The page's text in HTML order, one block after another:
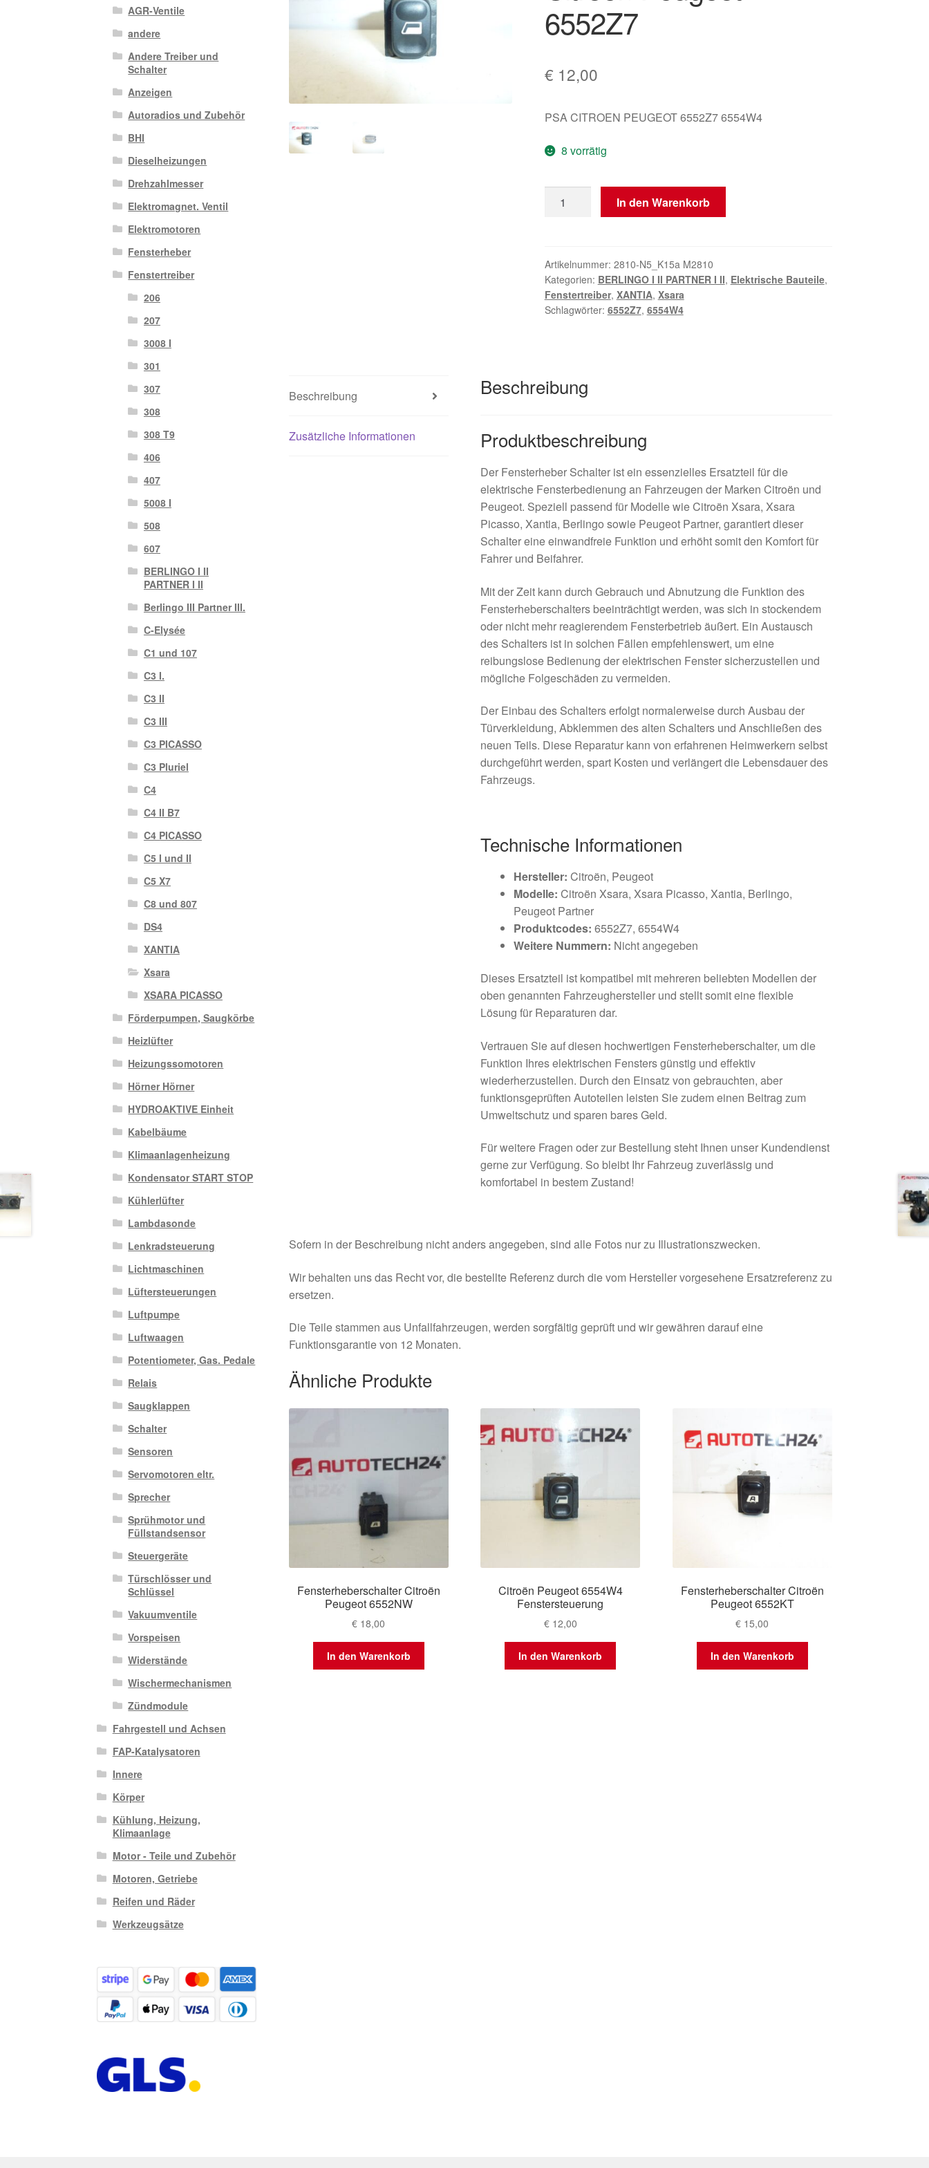
6552Z7
€ 12,00
PSA CITROEN PEUGEOT 6552Z7 6554W4
8 vorrätig
Schalter
6552Z7
Menge
In den Warenkorb
Artikelnummer: 2810-N5_K15a M2810
Kategorien: BERLINGO I II PARTNER I II, Elektrische Bauteile,
Fenstertreiber, XANTIA, Xsara
Schlagwörter: 6552Z7, 6554W4
Beschreibung
Zusätzliche Informationen
Beschreibung
Produktbeschreibung
Der Fensterheber Schalter ist ein essenzielles Ersatzteil für die
elektrische Fensterbedienung an Fahrzeugen der Marken Citroën und
Peugeot. Speziell passend für Modelle wie Citroën Xsara, Xsara
Picasso, Xantia, Berlingo sowie Peugeot Partner, garantiert dieser
Schalter eine einwandfreie Funktion und erhöht somit den Komfort für
Fahrer und Beifahrer.
Mit der Zeit kann durch Gebrauch und Abnutzung die Funktion des
Fensterheberschalters beeinträchtigt werden, was sich in stockendem
oder nicht mehr reagierendem Fensterbetrieb äußert. Ein Austausch
des Schalters ist in solchen Fällen empfehlenswert, um eine
reibungslose Bedienung der elektrischen Fenster sicherzustellen und
mögliche Folgeschäden zu vermeiden.
Der Einbau des Schalters erfolgt normalerweise durch Ausbau der
Türverkleidung, Abklemmen des alten Schalters und Anschließen des
neuen Teils. Diese Reparatur kann von erfahrenen Heimwerkern selbst
durchgeführt werden, spart Kosten und verlängert die Lebensdauer des
Fahrzeugs.
Technische Informationen
Hersteller: Citroën, Peugeot
Modelle: Citroën Xsara, Xsara Picasso, Xantia, Berlingo,
Peugeot Partner
Produktcodes: 6552Z7, 6554W4
Weitere Nummern: Nicht angegeben
Dieses Ersatzteil ist kompatibel mit mehreren beliebten Modellen der
oben genannten Fahrzeughersteller und stellt somit eine flexible
Lösung für Reparaturen dar.
Vertrauen Sie auf diesen hochwertigen Fensterheberschalter, um die
Funktion Ihres elektrischen Fensters günstig und effektiv
wiederherzustellen. Durch den Einsatz von gebrauchten, aber
funktionsgeprüften Autoteilen leisten Sie zudem einen Beitrag zum
Umweltschutz und sparen bares Geld.
Für weitere Fragen oder zur Bestellung steht Ihnen unser Kundendienst
gerne zur Verfügung. So bleibt Ihr Fahrzeug zuverlässig und
komfortabel in bestem Zustand!
Sofern in der Beschreibung nicht anders angegeben, sind alle Fotos nur zu Illustrationszwecken.
Wir behalten uns das Recht vor, die bestellte Referenz durch die vom Hersteller vorgesehene Ersatzreferenz zu
ersetzen.
Die Teile stammen aus Unfallfahrzeugen, werden sorgfältig geprüft und wir gewähren darauf eine
Funktionsgarantie von 12 Monaten.
Ähnliche Produkte
Fensterheberschalter Citroën
Peugeot 6552NW
€ 18,00
In den Warenkorb
Citroën Peugeot 6554W4
Fenstersteuerung
€12,00
In den Warenkorb
Fensterheberschalter Citroën
Peugeot 6552KT
€ 15,00
In den Warenkorb
AGR-Ventile
andere
Andere Treiber und
Schalter
Anzeigen
Autoradios und Zubehör
BHI
Dieselheizungen
Drehzahlmesser
Elektromagnet. Ventil
Elektromotoren
Fensterheber
Fenstertreiber
206
207
3008 I
301
307
308
308 T9
406
407
5008 I
508
607
BERLINGO I II
PARTNER I II
Berlingo III Partner III.
C-Elysée
C1 und 107
C3 I.
C3 II
C3 III
C3 PICASSO
C3 Pluriel
C4
C4 II B7
C4 PICASSO
C5 I und II
C5 X7
C8 und 807
DS4
XANTIA
Xsara
XSARA PICASSO
Förderpumpen, Saugkörbe
Heizlüfter
Heizungssomotoren
Hörner Hörner
HYDROAKTIVE Einheit
Kabelbäume
Klimaanlagenheizung
Kondensator START STOP
Kühlerlüfter
Lambdasonde
Lenkradsteuerung
Lichtmaschinen
Lüftersteuerungen
Luftpumpe
Luftwaagen
Potentiometer, Gas. Pedale
Relais
Saugklappen
Schalter
Sensoren
Servomotoren eltr.
Sprecher
Sprühmotor und
Füllstandsensor
Steuergeräte
Türschlösser und
Schlüssel
Vakuumventile
Vorspeisen
Widerstände
Wischermechanismen
Zündmodule
Fahrgestell und Achsen
FAP-Katalysatoren
Innere
Körper
Kühlung, Heizung,
Klimaanlage
Motor - Teile und Zubehör
Motoren, Getriebe
Reifen und Räder
Werkzeugsätze